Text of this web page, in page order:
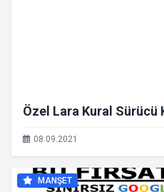
Özel Lara Kural Sürücü
08.09.2021
MANŞET